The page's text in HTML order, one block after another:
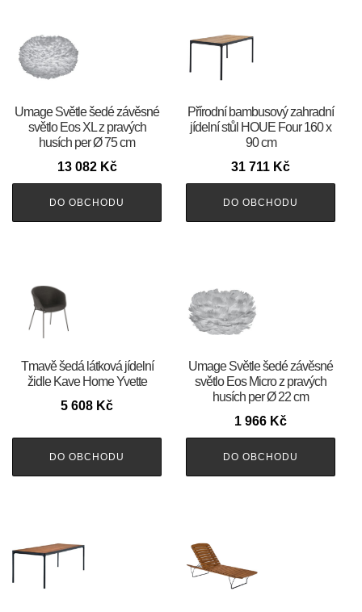
Umage Světle šedé závěsné
světlo Eos XL z pravých
husích per Ø 75 cm
13 082 Kč
DO OBCHODU
Přírodní bambusový zahradní
jídelní stůl HOUE Four 160 x
90 cm
31 711 Kč
DO OBCHODU
Tmavě šedá látková jídelní
židle Kave Home Yvette
5 608 Kč
DO OBCHODU
Umage Světle šedé závěsné
světlo Eos Micro z pravých
husích per Ø 22 cm
1 966 Kč
DO OBCHODU